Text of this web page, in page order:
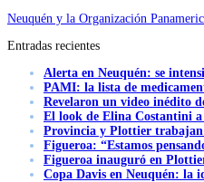
Neuquén y la Organización
Entradas recientes
Alerta en Neuquén: se
PAMI: la lista de
Revelaron un video inédito
El look de Elina Costantini
Provincia y Plottier trabajan
Figueroa: “Estamos
Figueroa inauguró en
Copa Davis en Neuquén: la